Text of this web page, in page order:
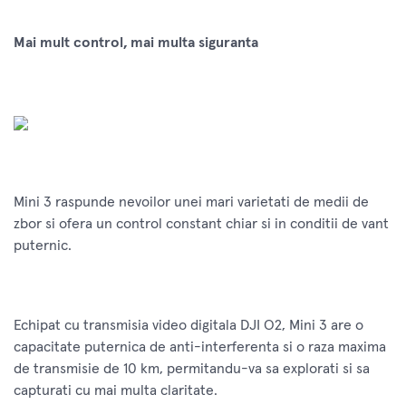
Mai mult control, mai multa siguranta
Mini 3 raspunde nevoilor unei mari varietati de medii de
zbor si ofera un control constant chiar si in conditii de vant
puternic.
Echipat cu transmisia video digitala DJI O2, Mini 3 are o
capacitate puternica de anti-interferenta si o raza maxima
de transmisie de 10 km, permitandu-va sa explorati si sa
capturati cu mai multa claritate.